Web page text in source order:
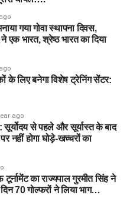
गया गोवा स्थापना दिवस,
एक भारत, श्रेष्ठ भारत का दिया
के लिए बनेगा विशेष ट्रेनिंग सेंटर:
ago
सूर्योदय से पहले और सूर्यास्त के बाद
पर नहीं होगा घोड़े-खच्चरों का
टूर्नामेंट का राज्यपाल गुरमीत सिंह ने
70 गोल्फरों ने लिया भाग…